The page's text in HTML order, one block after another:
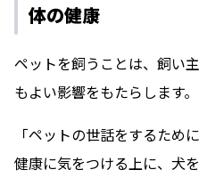
体の健康
ペットを飼うことは、飼い
もよい影響をもたらします。
「ペットの世話をするため
健康に気をつける上に、犬